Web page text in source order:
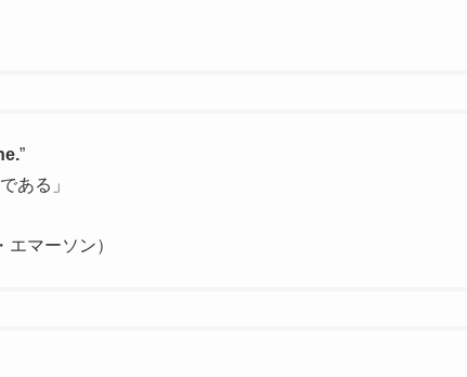
”
ある」
エマーソン）